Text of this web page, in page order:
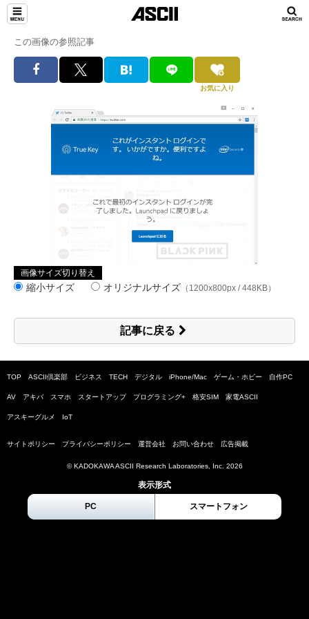
この画像の参照記事
お気に入り
画像サイズ切り替え
縮小サイズ オリジナルサイズ （1200x800px / 448KB）
記事に戻る
TOP ASCII倶楽部 ビジネス TECH デジタル iPhone/Mac ゲーム・ホビー 自作PC
AV アキバ スマホ スタートアップ プログラミング+ 格安SIM 家電ASCII
アスキーグルメ IoT
サイトポリシー プライバシーポリシー 運営会社 お問い合わせ 広告掲載
© KADOKAWA ASCII Research Laboratories, Inc. 2026
表示形式
PC スマートフォン